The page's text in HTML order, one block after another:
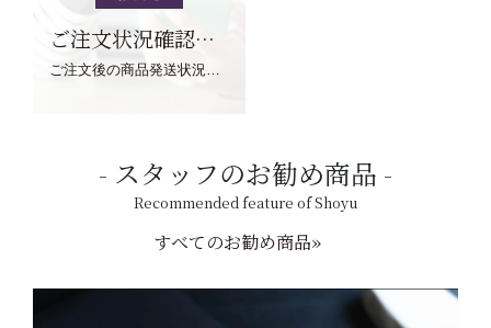
ご注文状況確認について
ご注文後の商品発送状況については、こちらからご確認くださいませ。
スタッフのお勧め商品
Recommended feature of Shoyu
すべてのお勧め商品»